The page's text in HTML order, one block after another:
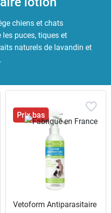
chiens et chats
puces, tiques et
naturels de lavandin et
Prix bas
Vetoform Antiparasitaire